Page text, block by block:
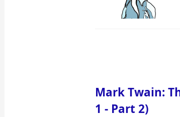
Mark Twain:
1 - Part 2)